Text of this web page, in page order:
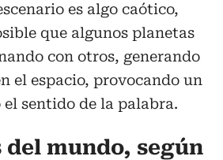
es algo caótico,
que algunos planetas
con otros, generando
el espacio, provocando un
el sentido de la palabra.
del mundo, según